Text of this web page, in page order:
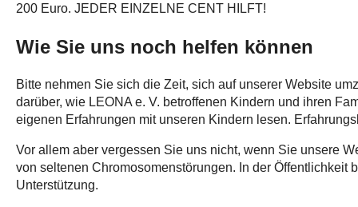
200 Euro. JEDER EINZELNE CENT HILFT!
Wie Sie uns noch helfen können
Bitte nehmen Sie sich die Zeit, sich auf unserer Website
darüber, wie LEONA e. V. betroffenen Kindern und ihren
eigenen Erfahrungen mit unseren Kindern lesen.
Vor allem aber vergessen Sie uns nicht, wenn Sie unsere
von seltenen Chromosomenstörungen. In der
Unterstützung.